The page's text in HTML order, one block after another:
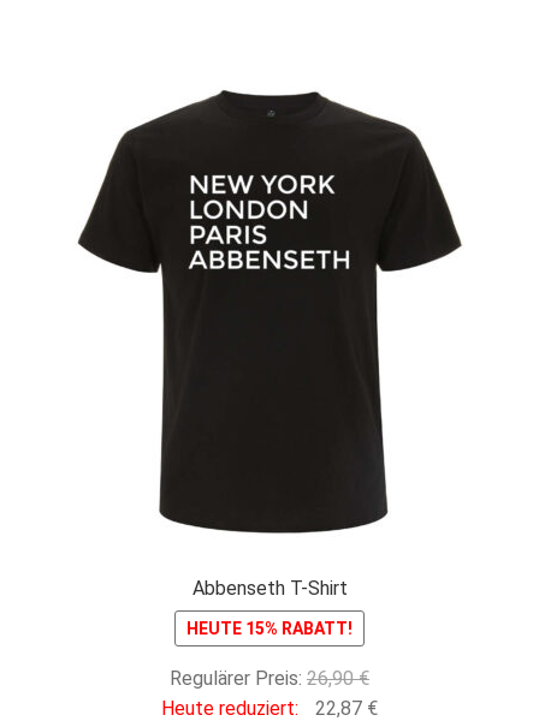
Abbenseth T-Shirt
HEUTE 15% RABATT!
Regulärer Preis: 26,90€Ursprünglicher
Preis
Heute reduziert: 22,87 €Aktueller